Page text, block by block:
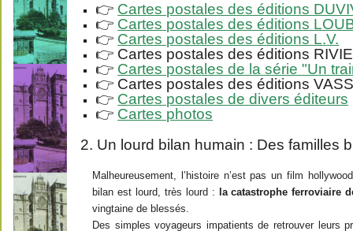
👉 Cartes postales des éditions
👉 Cartes postales des éditions
👉 Cartes postales des éditions L.V.
👉 Cartes postales des éditions
👉 Cartes postales de la série "Un
👉 Cartes postales des éditions
👉 Cartes postales de divers éditeurs
👉 Cartes photos
2. Un lourd bilan humain : Des familles
Malheureusement, l’histoire n’est pas un film
bilan est lourd, très lourd : la catastrophe ferroviaire
vingtaine de blessés.
Des simples voyageurs impatients de retrouver leurs